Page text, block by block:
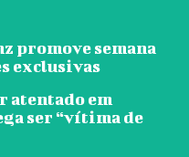
promove semana
exclusivas
atentado em
ser “vítima de